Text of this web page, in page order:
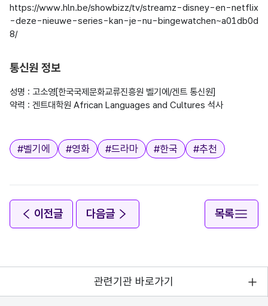
https://www.hln.be/showbizz/tv/streamz-disney-en-netflix
-deze-nieuwe-series-kan-je-nu-bingewatchen~a01db0d
8/
통신원 정보
성명 : 고소영[한국국제문화교류진흥원 벨기에/겐트 통신원]
약력 : 겐트대학원 African Languages and Cultures 석사
태그
#벨기에 #영화 #드라마 #한국 #추천
이전글 다음글 목록
관련기관 바로가기